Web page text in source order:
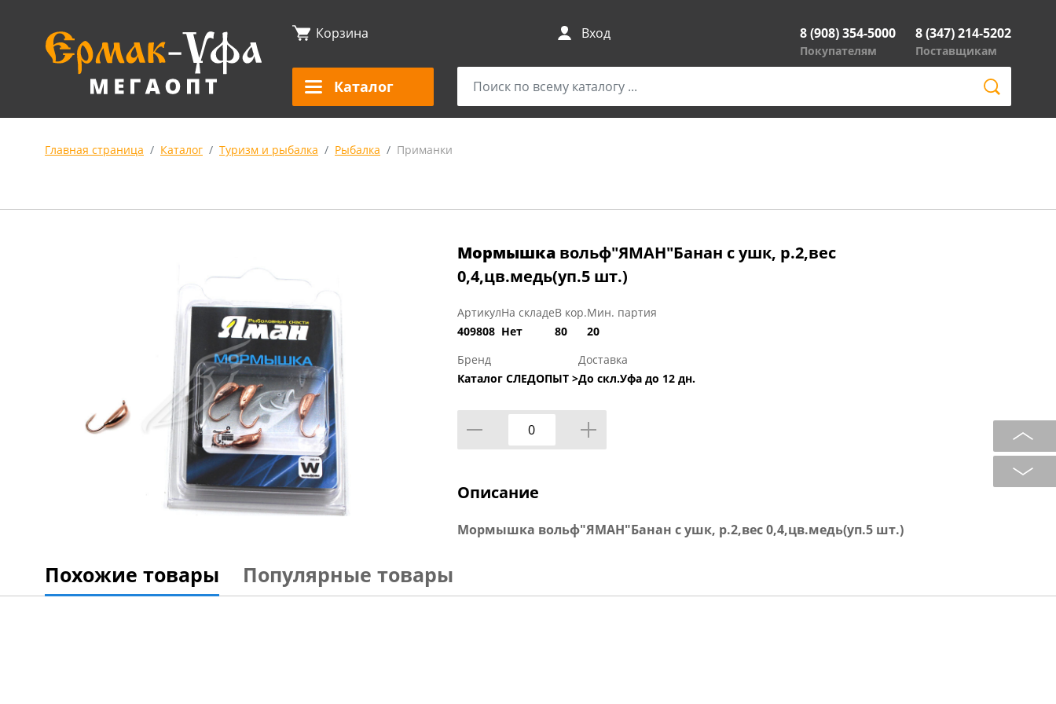
Корзина Вход 8 (908) 354-5000
Покупателям
8 (347) 214-5202
Поставщикам
Каталог
Главная страница Каталог Туризм и рыбалка Рыбалка Приманки
Мормышка вольф"ЯМАН"Банан с ушк, р.2,вес
0,4,цв.медь(уп.5 шт.)
Артикул
409808
На складе
Нет
В кор.
80
Мин. партия
20
Бренд
Каталог СЛЕДОПЫТ >
Доставка
До скл.Уфа до 12 дн.
Описание
Мормышка вольф"ЯМАН"Банан с ушк, р.2,вес 0,4,цв.медь(уп.5 шт.)
Похожие товары Популярные товары